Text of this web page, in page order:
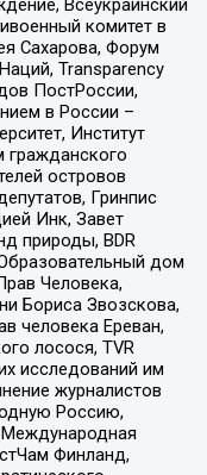
комитет в
Сахарова, Форум
Transparеncy
ПостРоссии,
в России –
Институт
гражданского
островов
Гринпис
Инк, Завет
природы, BDR
дом
Человека,
Бориса Звозскова,
человека Ереван,
лосося, TVR
исследований им
журналистов
Россию,
Международная
Финланд,